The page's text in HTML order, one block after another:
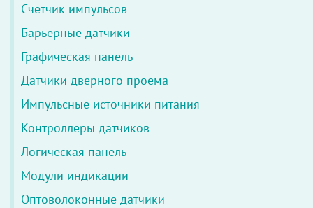
Cчетчик импульсов
Барьерные датчики
Графическая панель
Датчики дверного проема
Импульсные источники питания
Контроллеры датчиков
Логическая панель
Модули индикации
Оптоволоконные датчики